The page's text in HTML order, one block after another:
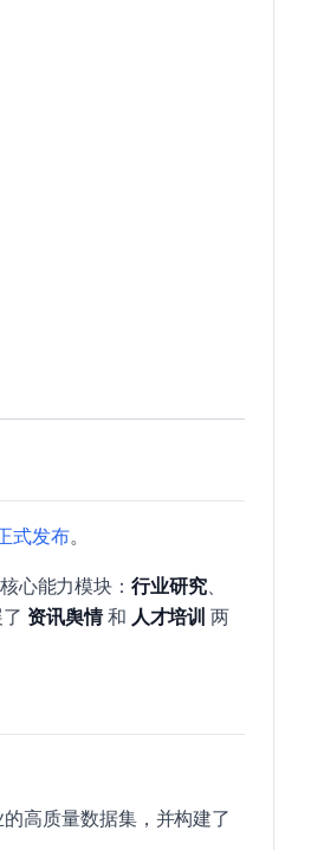
式发布。
心能力模块：行业研究、
资讯舆情和 人才培训 两
高质量数据集，并构建了